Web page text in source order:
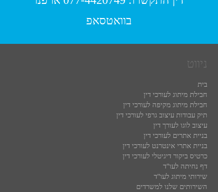
בוואטסאפ
ניווט
בית
חבילת מיתוג לעורכי דין
חבילת מיתוג מקיפה לעורכי דין
תיק עבודות עיצוב גרפי לעורכי דין
עיצוב לוגו לעורך דין
בניית אתרים לעורכי דין
בניית אתרי אינטרנט לעורכי דין
כרטיס ביקור דיגיטלי לעורכי דין
דף נחיתה לעו"ד
שירותי מיתוג לעו"ד
השירותים שלנו למשרדים